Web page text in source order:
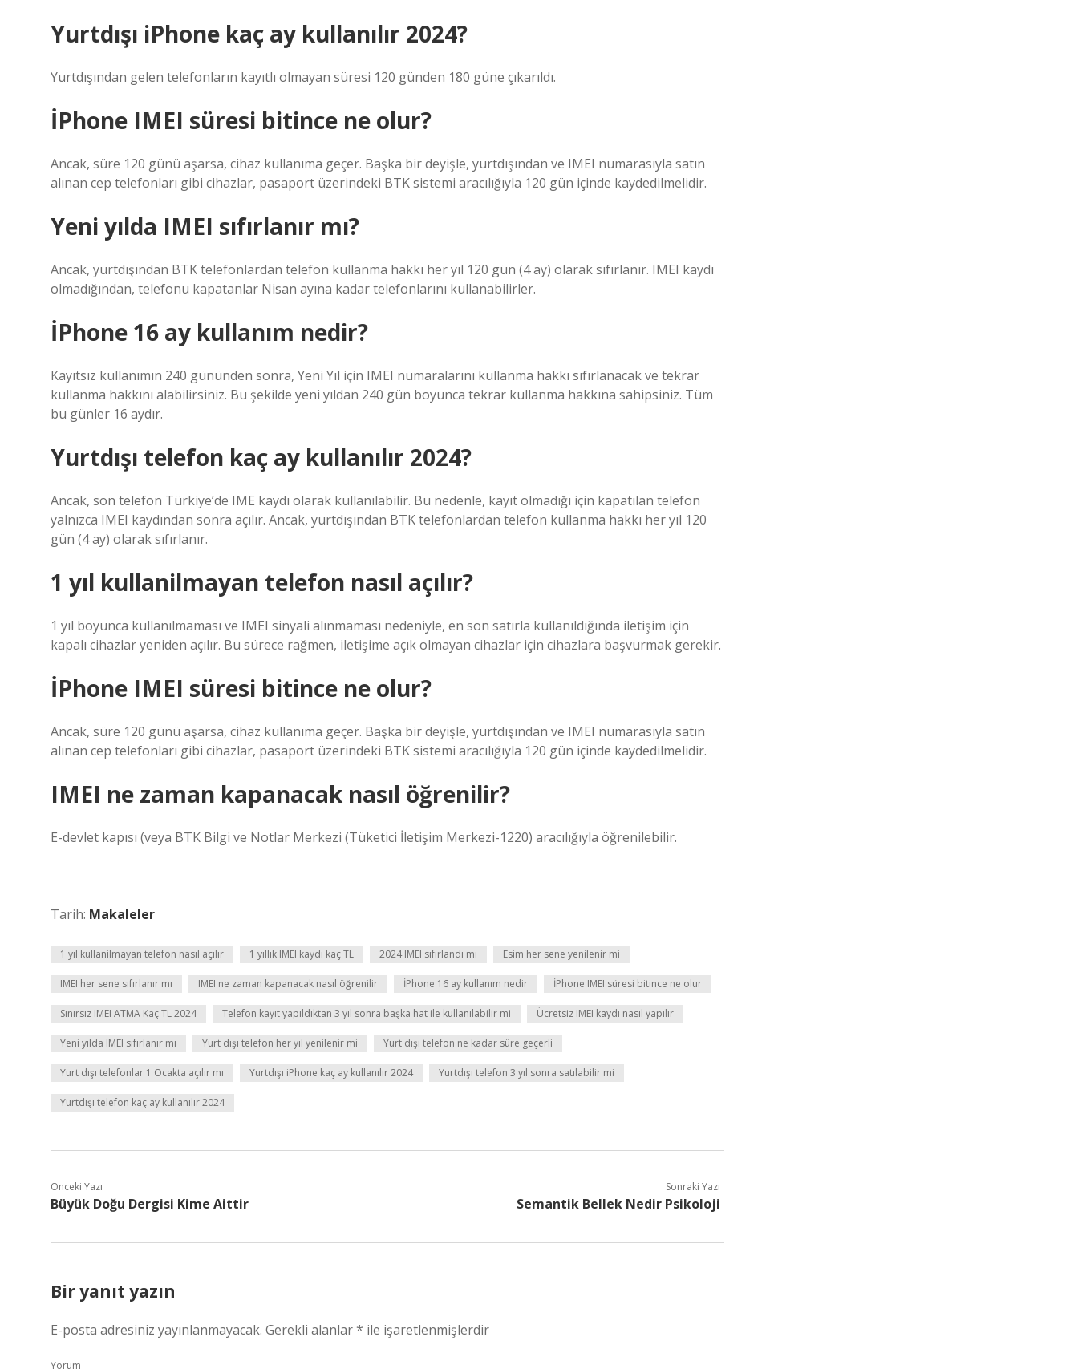
Yurtdışı iPhone kaç ay kullanılır 2024?
Yurtdışından gelen telefonların kayıtlı olmayan süresi 120 günden 180 güne çıkarıldı.
İPhone IMEI süresi bitince ne olur?
Ancak, süre 120 günü aşarsa, cihaz kullanıma geçer. Başka bir deyişle, yurtdışından ve IMEI numarasıyla satın
alınan cep telefonları gibi cihazlar, pasaport üzerindeki BTK sistemi aracılığıyla 120 gün içinde kaydedilmelidir.
Yeni yılda IMEI sıfırlanır mı?
Ancak, yurtdışından BTK telefonlardan telefon kullanma hakkı her yıl 120 gün (4 ay) olarak sıfırlanır. IMEI kaydı
olmadığından, telefonu kapatanlar Nisan ayına kadar telefonlarını kullanabilirler.
İPhone 16 ay kullanım nedir?
Kayıtsız kullanımın 240 gününden sonra, Yeni Yıl için IMEI numaralarını kullanma hakkı sıfırlanacak ve tekrar
kullanma hakkını alabilirsiniz. Bu şekilde yeni yıldan 240 gün boyunca tekrar kullanma hakkına sahipsiniz. Tüm
bu günler 16 aydır.
Yurtdışı telefon kaç ay kullanılır 2024?
Ancak, son telefon Türkiye’de IME kaydı olarak kullanılabilir. Bu nedenle, kayıt olmadığı için kapatılan telefon
yalnızca IMEI kaydından sonra açılır. Ancak, yurtdışından BTK telefonlardan telefon kullanma hakkı her yıl 120
gün (4 ay) olarak sıfırlanır.
1 yıl kullanilmayan telefon nasıl açılır?
1 yıl boyunca kullanılmaması ve IMEI sinyali alınmaması nedeniyle, en son satırla kullanıldığında iletişim için
kapalı cihazlar yeniden açılır. Bu sürece rağmen, iletişime açık olmayan cihazlar için cihazlara başvurmak gerekir.
İPhone IMEI süresi bitince ne olur?
Ancak, süre 120 günü aşarsa, cihaz kullanıma geçer. Başka bir deyişle, yurtdışından ve IMEI numarasıyla satın
alınan cep telefonları gibi cihazlar, pasaport üzerindeki BTK sistemi aracılığıyla 120 gün içinde kaydedilmelidir.
IMEI ne zaman kapanacak nasıl öğrenilir?
E-devlet kapısı (veya BTK Bilgi ve Notlar Merkezi (Tüketici İletişim Merkezi-1220) aracılığıyla öğrenilebilir.
Tarih: Makaleler
1 yıl kullanilmayan telefon nasıl açılır 1 yıllık IMEI kaydı kaç TL 2024 IMEI sıfırlandı mı Esim her sene yenilenir mi
IMEI her sene sıfırlanır mı IMEI ne zaman kapanacak nasıl öğrenilir İPhone 16 ay kullanım nedir İPhone IMEI süresi bitince ne olur
Sınırsız IMEI ATMA Kaç TL 2024 Telefon kayıt yapıldıktan 3 yıl sonra başka hat ile kullanılabilir mi Ücretsiz IMEI kaydı nasıl yapılır
Yeni yılda IMEI sıfırlanır mı Yurt dışı telefon her yıl yenilenir mi Yurt dışı telefon ne kadar süre geçerli
Yurt dışı telefonlar 1 Ocakta açılır mı Yurtdışı iPhone kaç ay kullanılır 2024 Yurtdışı telefon 3 yıl sonra satılabilir mi
Yurtdışı telefon kaç ay kullanılır 2024
Önceki Yazı
Büyük Doğu Dergisi Kime Aittir
Sonraki Yazı
Semantik Bellek Nedir Psikoloji
Bir yanıt yazın
E-posta adresiniz yayınlanmayacak. Gerekli alanlar* ile işaretlenmişlerdir
Yorum